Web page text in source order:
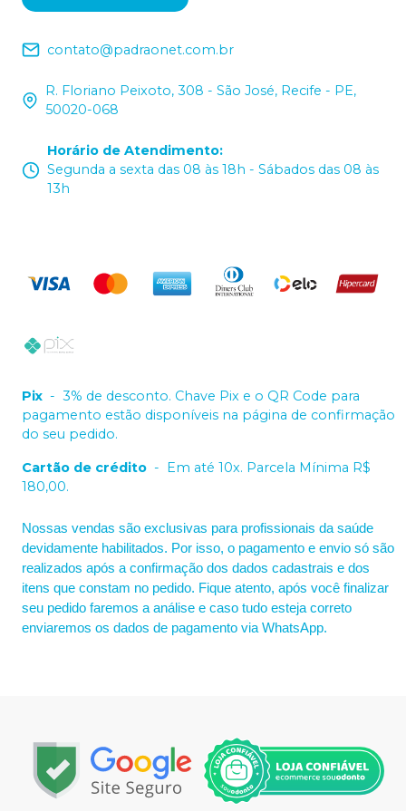
contato@padraonet.com.br
R. Floriano Peixoto, 308 - São José, Recife - PE,
50020-068
Horário de Atendimento:
Segunda a sexta das 08 às 18h - Sábados das 08 às
13h
Pix - 3% de desconto. Chave Pix e o QR Code para
pagamento estão disponíveis na página de confirmação
do seu pedido.
Cartão de crédito - Em até 10x. Parcela Mínima R$
180,00.
Nossas vendas são exclusivas para profissionais da saúde
devidamente habilitados. Por isso, o pagamento e envio só são
realizados após a confirmação dos dados cadastrais e dos
itens que constam no pedido. Fique atento, após você finalizar
seu pedido faremos a análise e caso tudo esteja correto
enviaremos os dados de pagamento via WhatsApp.